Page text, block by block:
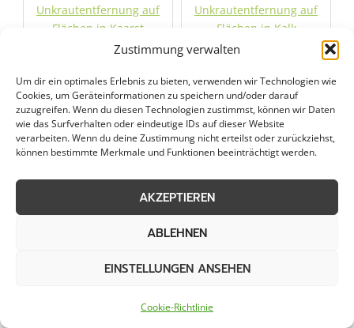
Zustimmung verwalten
Um dir ein optimales Erlebnis zu bieten, verwenden wir Technologien wie
Cookies, um Geräteinformationen zu speichern und/oder darauf
zuzugreifen. Wenn du diesen Technologien zustimmst, können wir Daten
wie das Surfverhalten oder eindeutige IDs auf dieser Website
verarbeiten. Wenn du deine Zustimmung nicht erteilst oder zurückziehst,
können bestimmte Merkmale und Funktionen beeinträchtigt werden.
AKZEPTIEREN
ABLEHNEN
EINSTELLUNGEN ANSEHEN
Cookie-Richtlinie
Unkrautentfernung auf
Flächen in Kaarst
Unkrautentfernung auf
Flächen in Kalk
Flächen in Kerpen
Flächen in Kierspe
Unkrautentfernung auf
Flächen in Köln
Unkrautentfernung auf
Flächen in Königswinter
Unkrautentfernung auf
Flächen in
Unkrautentfernung auf
Flächen in Krefeld
Unkrautentfernung auf
Unkrautentfernung auf